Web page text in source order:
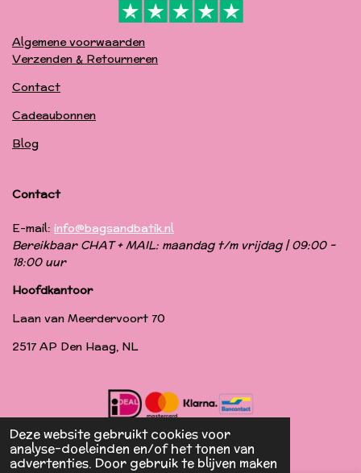
Deze website gebruikt cookies voor
analyse-doeleinden en/of het tonen van
advertenties. Door gebruik te blijven maken
Algemene voorwaarden
Verzenden & Retourneren
Contact
Cadeaubonnen
Blog
Contact
E-mail: info@bagsandbatik.nl
Bereikbaar CHAT + MAIL: maandag t/m vrijdag | 09:00 -
18:00 uur
Hoofdkantoor
Laan van Meerdervoort 70
2517 AP Den Haag, NL
© 2019 - 2024 Bags & Batik